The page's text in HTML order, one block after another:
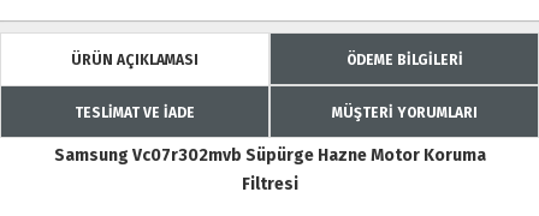
ÜRÜN AÇIKLAMASI ÖDEME BİLGİLERİ
TESLİMAT VE İADE MÜŞTERİ YORUMLARI
Samsung Vc07r302mvb Süpürge Hazne Motor Koruma
Filtresi